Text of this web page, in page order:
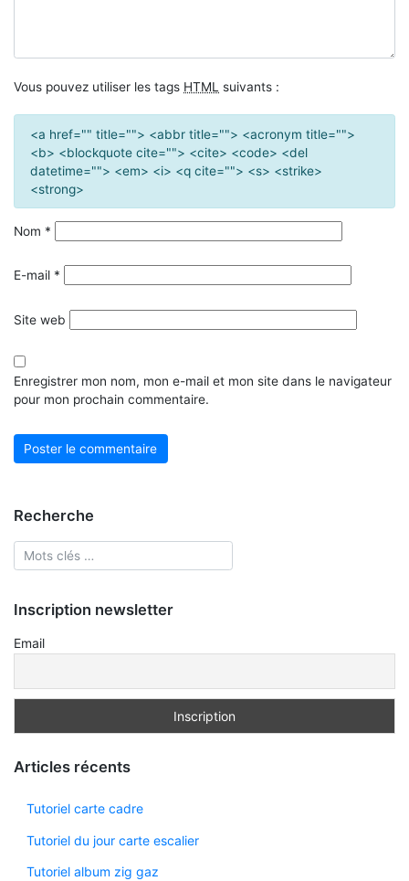
Vous pouvez utiliser les tags HTML suivants :
<a href="" title=""> <abbr title=""> <acronym title="">
<b> <blockquote cite=""> <cite> <code> <del
datetime=""> <em> <i> <q cite=""> <s> <strike>
<strong>
Nom *
E-mail *
Site web
Enregistrer mon nom, mon e-mail et mon site dans le navigateur
pour mon prochain commentaire.
Recherche
Inscription newsletter
Email
Articles récents
Tutoriel carte cadre
Tutoriel du jour carte escalier
Tutoriel album zig gaz